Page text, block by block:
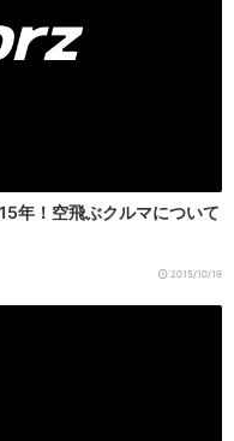
年！空飛ぶクルマについて
2015/10/19